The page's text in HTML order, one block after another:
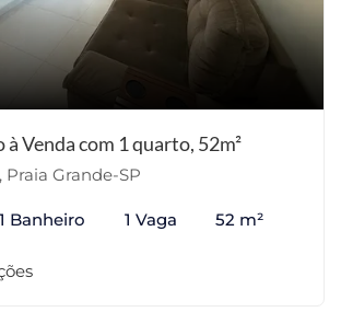
Venda com 1 quarto, 52m²
Praia Grande-SP
1 Banheiro 1 Vaga 52 m²